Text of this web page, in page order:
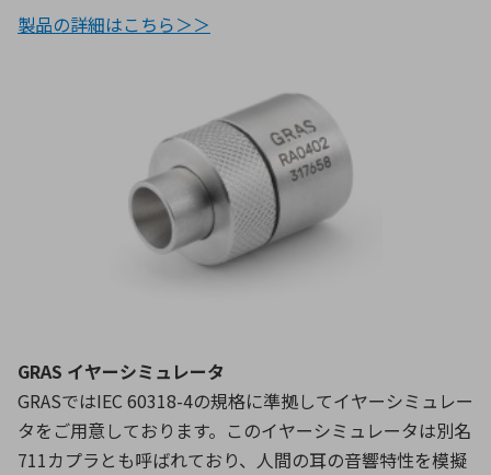
製品の詳細はこちら＞＞
GRAS イヤーシミュレータ
GRASではIEC 60318-4の規格に準拠してイヤーシミュレー
タをご用意しております。このイヤーシミュレータは別名
711カプラとも呼ばれており、人間の耳の音響特性を模擬